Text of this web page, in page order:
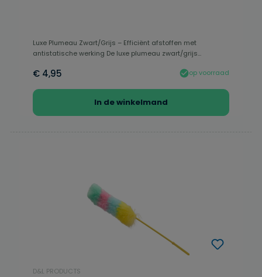
Luxe Plumeau Zwart/Grijs – Efficiënt afstoffen met
antistatische werking De luxe plumeau zwart/grijs...
€ 4,95 op voorraad
In de winkelmand
D&L PRODUCTS